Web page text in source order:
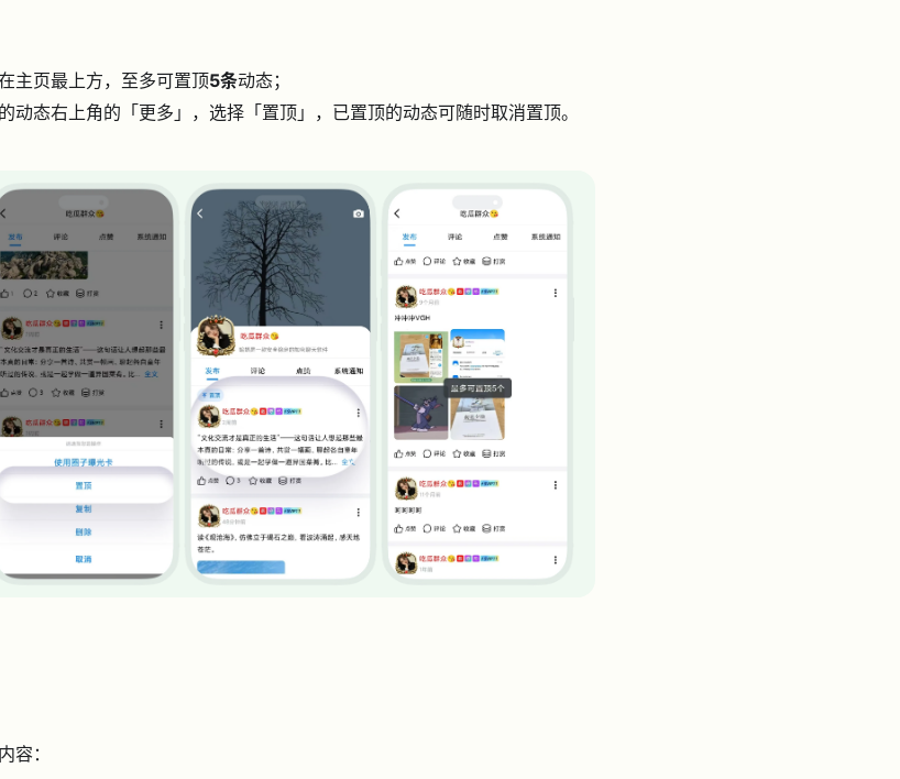
主页最上方，至多可置顶5条动态；
动态右上角的「更多」，选择「置顶」，已置顶的动态可随时取消置顶。
容：